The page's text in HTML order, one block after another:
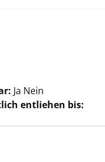
Ja Nein
entliehen bis: